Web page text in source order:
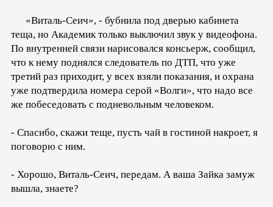
«Виталь-Сеич», - бубнила под дверью кабинета
теща, но Академик только выключил звук у видеофона.
По внутренней связи нарисовался консьерж, сообщил,
что к нему поднялся следователь по ДТП, что уже
третий раз приходит, у всех взяли показания, и охрана
уже подтвердила номера серой «Волги», что надо все
же побеседовать с подневольным человеком.
- Спасибо, скажи теще, пусть чай в гостиной накроет, я
поговорю с ним.
- Хорошо, Виталь-Сеич, передам. А ваша Зайка замуж
вышла, знаете?